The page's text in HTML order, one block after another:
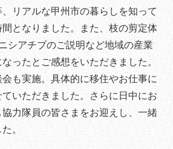
リアルな甲州市の暮らしを知って
となりました。また、枝の剪定体
シアチブのご説明など地域の産業
ったとご感想をいただきました。
も実施。具体的に移住やお仕事に
いただきました。さらに日中にお
力隊員の皆さまをお迎えし、一緒
。